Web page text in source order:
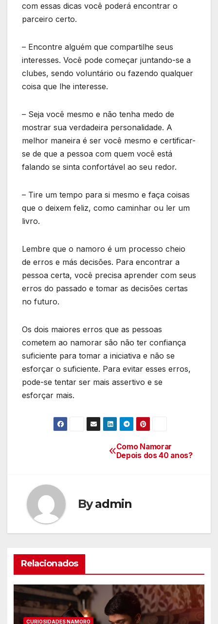
com essas dicas você poderá encontrar o
parceiro certo.
– Encontre alguém que compartilhe seus
interesses. Você pode começar juntando-se a
clubes, sendo voluntário ou fazendo qualquer
coisa que lhe interesse.
– Seja você mesmo e não tenha medo de
mostrar sua verdadeira personalidade. A
melhor maneira é ser você mesmo e certificar-
se de que a pessoa com quem você está
falando se sinta confortável ao seu redor.
– Tire um tempo para si mesmo e faça coisas
que o deixem feliz, como caminhar ou ler um
livro.
Lembre que o namoro é um processo cheio
de erros e más decisões. Para encontrar a
pessoa certa, você precisa aprender com seus
erros do passado e tomar as decisões certas
no futuro.
Os dois maiores erros que as pessoas
cometem ao namorar são não ter confiança
suficiente para tomar a iniciativa e não se
esforçar o suficiente. Para evitar esses erros,
pode-se tentar ser mais assertivo e se
esforçar mais.
Post
Como Namorar
Depois dos 40 anos?
Byadmin
Relacionados
CURIOSIDADES NAMORO